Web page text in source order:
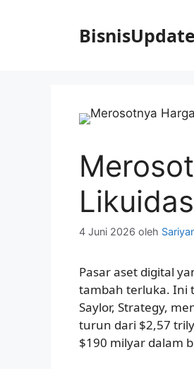
4 Juni 2026 oleh
Pasar aset digital
tambah terluka. Ini
Saylor, Strategy,
turun dari $2,57
$190 milyar dalam